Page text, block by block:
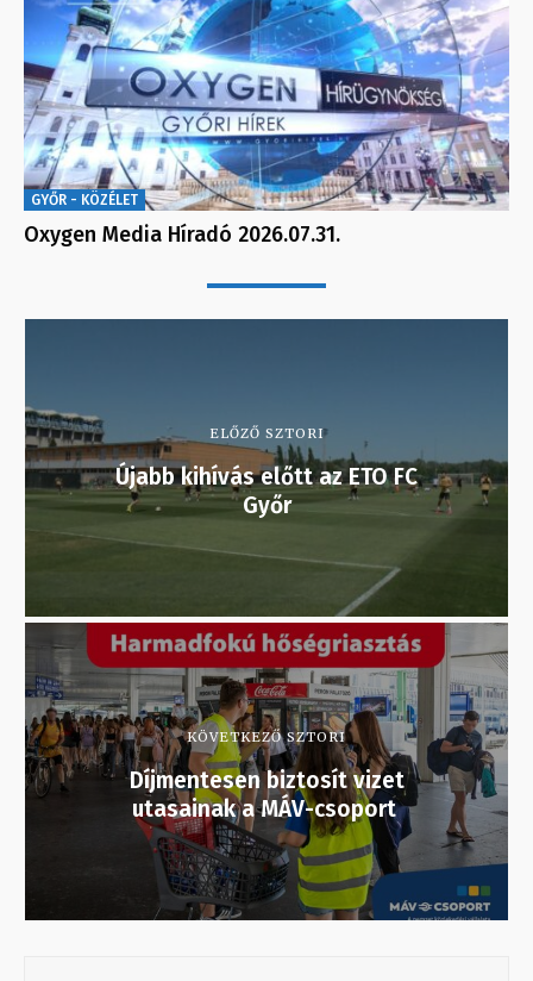
GYŐR - KÖZÉLET
Oxygen Media Híradó 2026.07.31.
ELŐZŐ SZTORI
Újabb kihívás előtt az ETO FC
Győr
KÖVETKEZŐ SZTORI
Díjmentesen biztosít vizet
utasainak a MÁV-csoport